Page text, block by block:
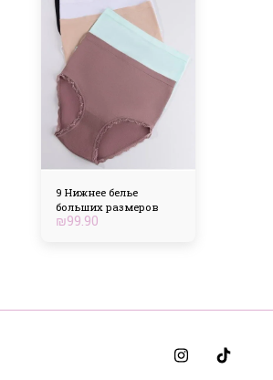
9 Нижнее белье
больших размеров
₪99.90